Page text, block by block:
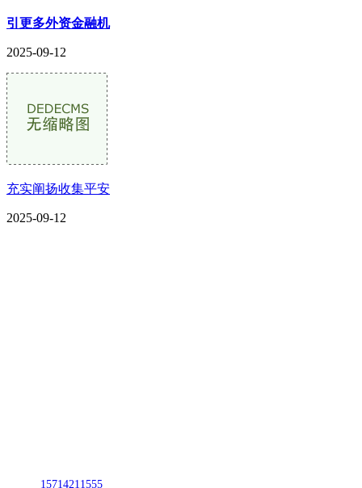
引更多外资金融机
2025-09-12
充实阐扬收集平安
2025-09-12
15714211555